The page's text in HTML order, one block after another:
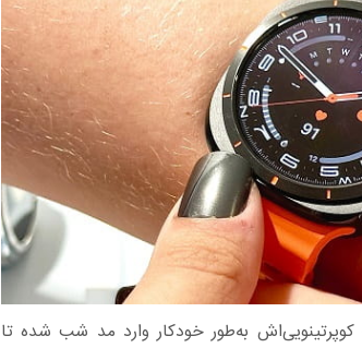
به‌طور خودکار وارد مد شب شده تا